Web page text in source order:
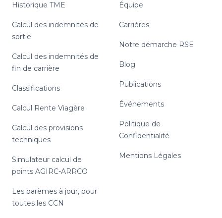
Historique TME
Calcul des indemnités de
sortie
Calcul des indemnités de
fin de carrière
Classifications
Calcul Rente Viagère
Calcul des provisions
techniques
Simulateur calcul de
points AGIRC-ARRCO
Les barèmes à jour, pour
toutes les CCN
Équipe
Carrières
Notre démarche RSE
Blog
Publications
Événements
Politique de
Confidentialité
Mentions Légales